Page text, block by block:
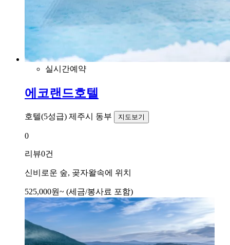
실시간예약
에코랜드호텔
호텔(5성급) 제주시 동부 지도보기
0
리뷰0건
신비로운 숲, 곶자왈속에 위치
525,000원~ (세금/봉사료 포함)